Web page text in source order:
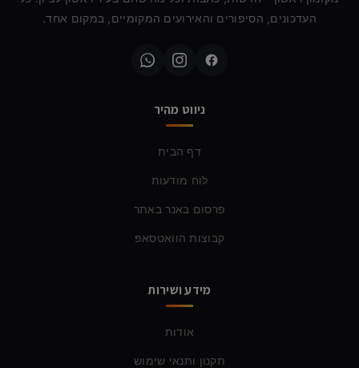
העדכונים, הסיפורים והאירועים המקומיים, במקום אחד.
ניווט מהיר
דף הבית
לוח מודעות
פרסום באנר באתר
קבוצות הוואטסאפ
מידע ושירות
אודות
תקנון ותנאי שימוש